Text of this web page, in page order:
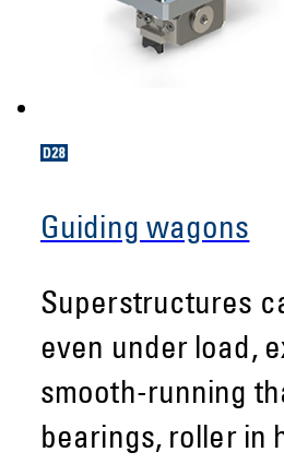
Guiding wagons
Superstructures
even under load,
smooth-running
bearings, roller in